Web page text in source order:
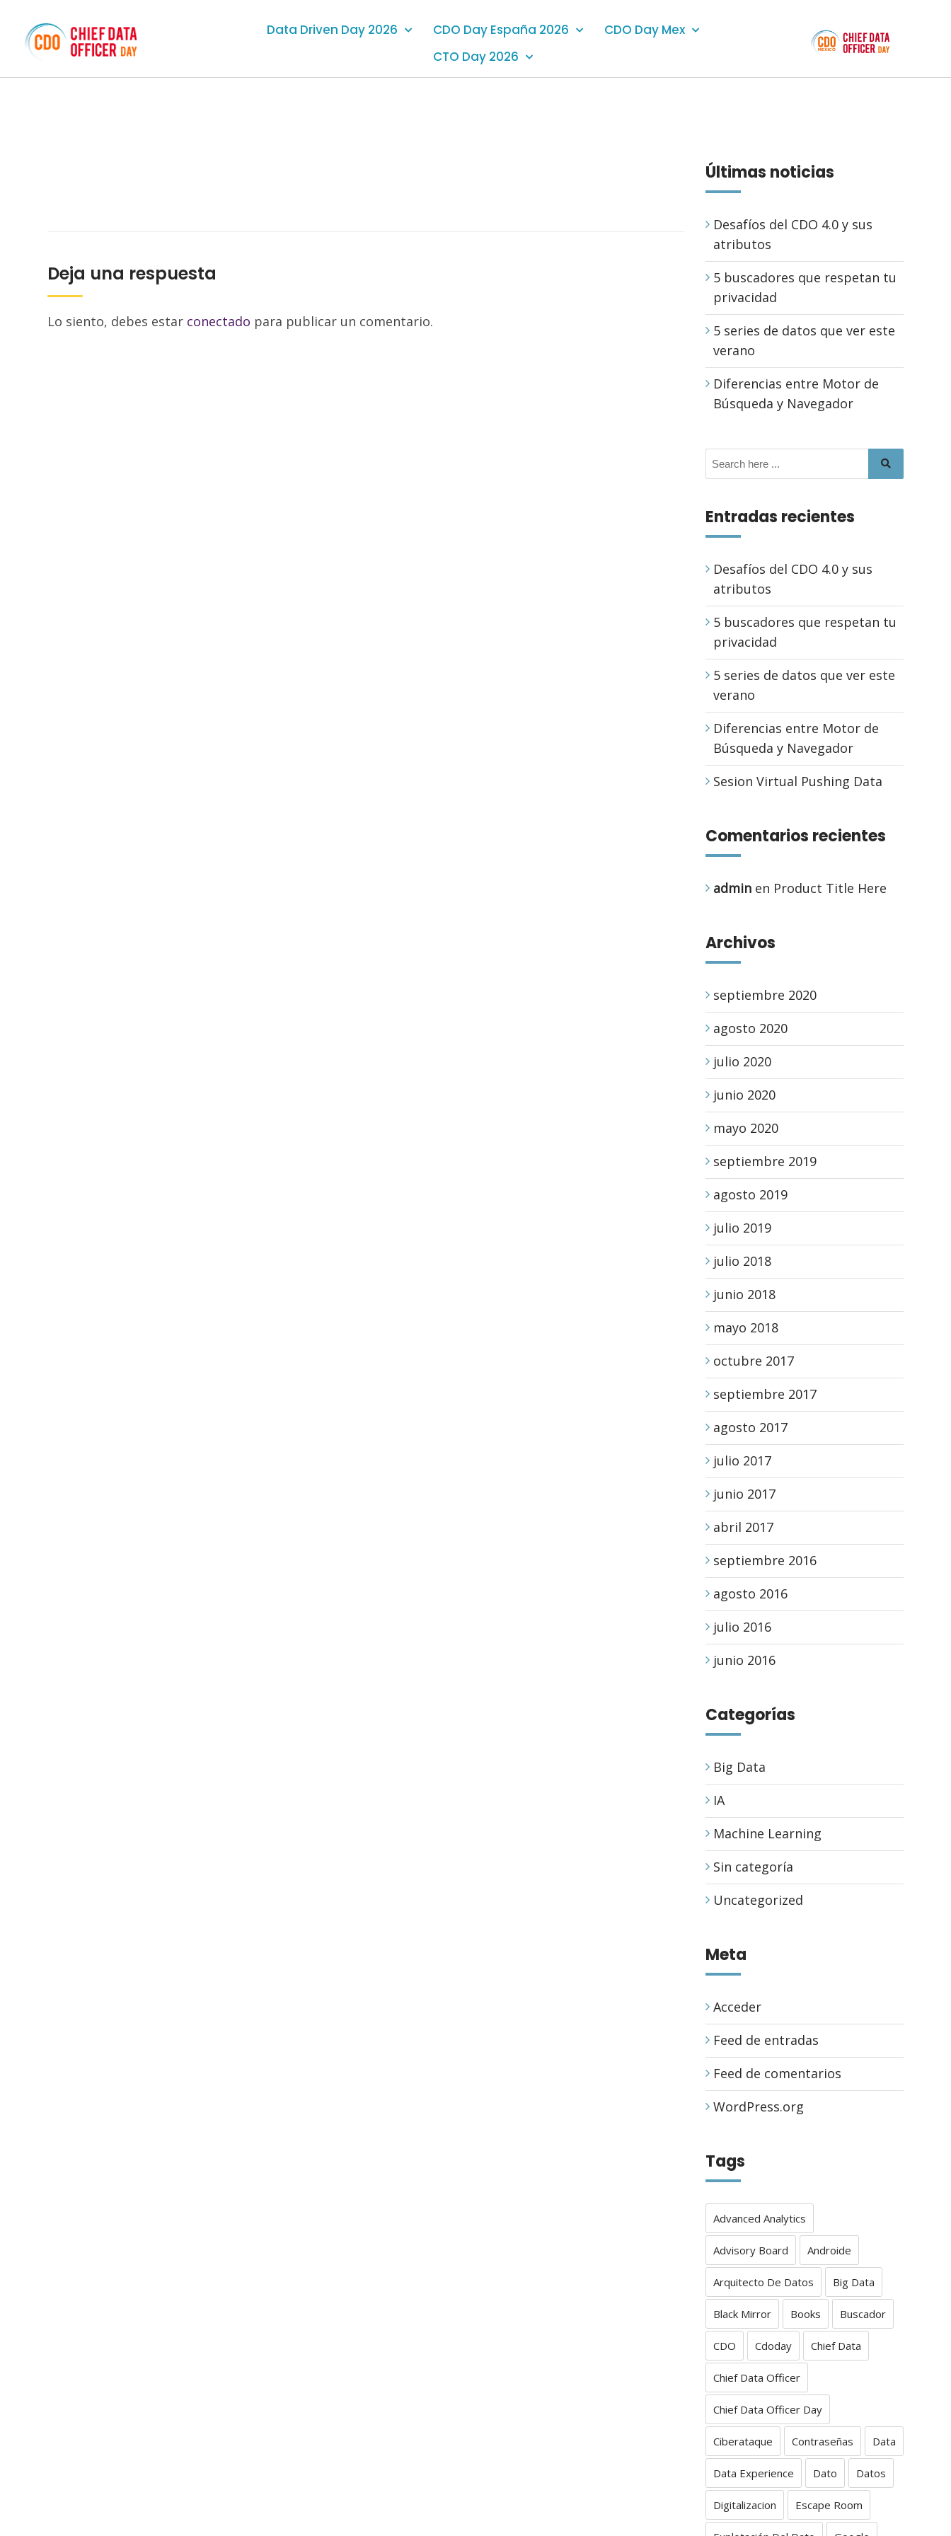
Data Driven Day 2026 CDO Day España 2026
CDO Day Mex
CTO Day 2026
Deja una respuesta
Lo siento, debes estar conectado para publicar un comentario.
Últimas noticias
Desafíos del CDO 4.0 y sus
atributos
5 buscadores que respetan tu
privacidad
5 series de datos que ver este
verano
Diferencias entre Motor de
Búsqueda y Navegador
Entradas recientes
Desafíos del CDO 4.0 y sus
atributos
5 buscadores que respetan tu
privacidad
5 series de datos que ver este
verano
Diferencias entre Motor de
Búsqueda y Navegador
Sesion Virtual Pushing Data
Comentarios recientes
admin en Product Title Here
Archivos
septiembre 2020
agosto 2020
julio 2020
junio 2020
mayo 2020
septiembre 2019
agosto 2019
julio 2019
julio 2018
junio 2018
mayo 2018
octubre 2017
septiembre 2017
agosto 2017
julio 2017
junio 2017
abril 2017
septiembre 2016
agosto 2016
julio 2016
junio 2016
Categorías
Big Data
IA
Machine Learning
Sin categoría
Uncategorized
Meta
Acceder
Feed de entradas
Feed de comentarios
WordPress.org
Tags
Advanced Analytics
Advisory Board Androide
Arquitecto De Datos Big Data
Black Mirror Books Buscador
CDO Cdoday Chief Data
Chief Data Officer
Chief Data Officer Day
Ciberataque Contraseñas Data
Data Experience Dato Datos
Digitalizacion Escape Room